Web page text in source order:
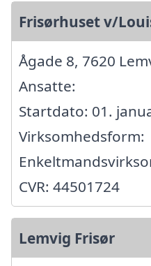
Frisørhuset v/
Ågade 8, 7620
Ansatte:
Startdato: 01.
Virksomhedsform:
CVR: 44501724
Lemvig Frisør